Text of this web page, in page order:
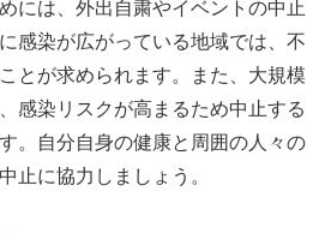
には、外出自粛やイベントの中止
感染が広がっている地域では、不
とが求められます。また、大規模
感染リスクが高まるため中止する
。自分自身の健康と周囲の人々の
止に協力しましょう。